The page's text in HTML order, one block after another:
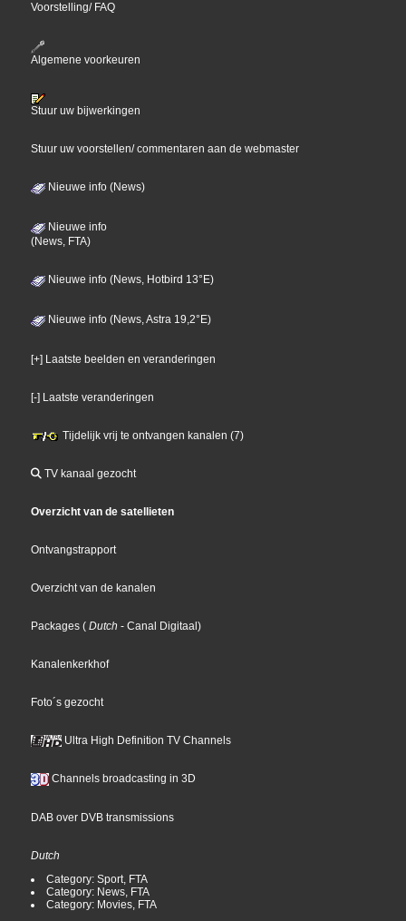
Voorstelling/ FAQ
Algemene voorkeuren
Stuur uw bijwerkingen
Stuur uw voorstellen/ commentaren aan de webmaster
Nieuwe info (News)
Nieuwe info
(News, FTA)
Nieuwe info (News, Hotbird 13°E)
Nieuwe info (News, Astra 19,2°E)
[+] Laatste beelden en veranderingen
[-] Laatste veranderingen
Tijdelijk vrij te ontvangen kanalen (7)
TV kanaal gezocht
Overzicht van de satellieten
Ontvangstrapport
Overzicht van de kanalen
Packages ( Dutch - Canal Digitaal)
Kanalenkerkhof
Foto´s gezocht
Ultra High Definition TV Channels
Channels broadcasting in 3D
DAB over DVB transmissions
Dutch
Category: Sport, FTA
Category: News, FTA
Category: Movies, FTA